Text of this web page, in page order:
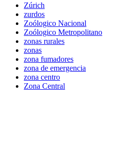
Zúrich
zurdos
Zoólogico Nacional
Zoólogico Metropolitano
zonas rurales
zonas
zona fumadores
zona de emergencia
zona centro
Zona Central